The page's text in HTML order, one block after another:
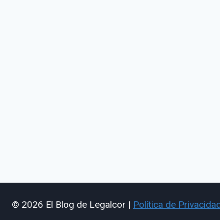
© 2026 El Blog de Legalcor | Política de